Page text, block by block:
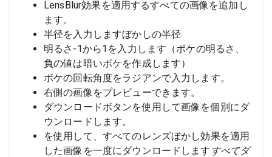
LensBlur効果を適用するすべての画像を追加し
ます。
半径を入力しますぼかしの半径
明るさ-1から1を入力します（ボケの明るさ、
負の値は暗いボケを作成します）
ボケの回転角度をラジアンで入力します。
右側の画像をプレビューできます。
ダウンロードボタンを使用して画像を個別にダ
ウンロードします。
を使用して、すべてのレンズぼかし効果を適用
した画像を一度にダウンロードします すべてダ